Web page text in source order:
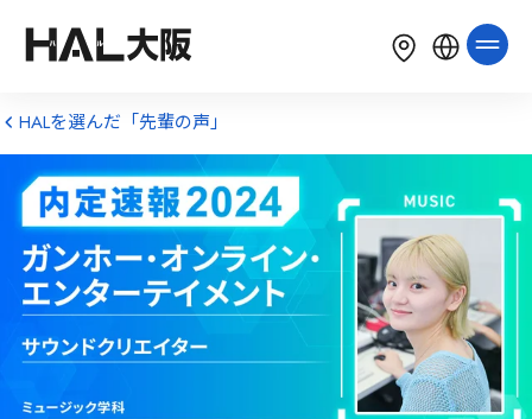
LANGUAGE
English
한국어 Tiếng Việt
HALを選んだ「先輩の声」